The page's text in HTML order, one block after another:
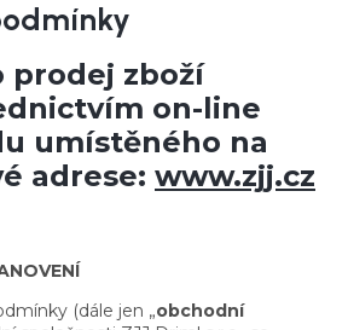
prodej zboží
on-line
umístěného na
adrese: www.zjj.cz
(dále jen „obchodní